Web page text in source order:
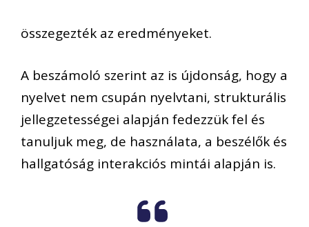
összegezték az eredményeket.
A beszámoló szerint az is újdonság, hogy a
nyelvet nem csupán nyelvtani, strukturális
jellegzetességei alapján fedezzük fel és
tanuljuk meg, de használata, a beszélők és
hallgatóság interakciós mintái alapján is.